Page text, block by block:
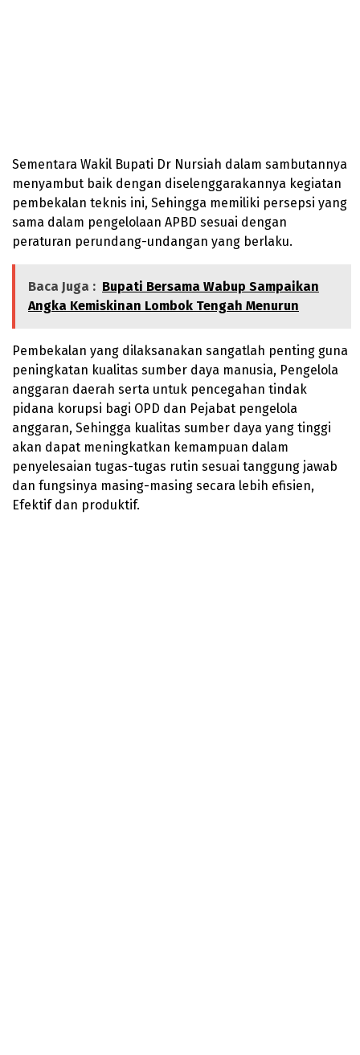
Sementara Wakil Bupati Dr Nursiah dalam sambutannya
menyambut baik dengan diselenggarakannya kegiatan
pembekalan teknis ini, Sehingga memiliki persepsi yang
sama dalam pengelolaan APBD sesuai dengan
peraturan perundang-undangan yang berlaku.
Baca Juga : Bupati Bersama Wabup Sampaikan
Angka Kemiskinan Lombok Tengah Menurun
Pembekalan yang dilaksanakan sangatlah penting guna
peningkatan kualitas sumber daya manusia, Pengelola
anggaran daerah serta untuk pencegahan tindak
pidana korupsi bagi OPD dan Pejabat pengelola
anggaran, Sehingga kualitas sumber daya yang tinggi
akan dapat meningkatkan kemampuan dalam
penyelesaian tugas-tugas rutin sesuai tanggung jawab
dan fungsinya masing-masing secara lebih efisien,
Efektif dan produktif.